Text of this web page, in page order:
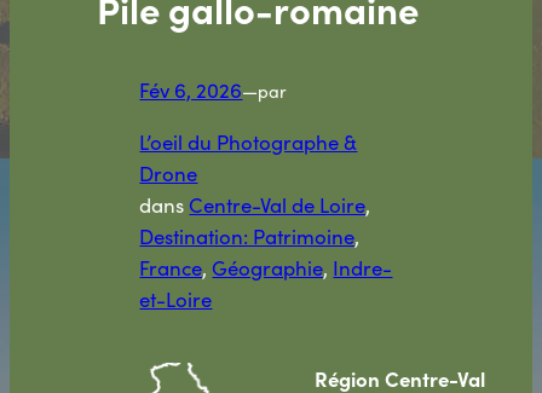
Fév 6, 2026—par
L’oeil du Photographe &
Drone
dans Centre-Val de Loire
Destination: Patrimoine
France, Géographie, Indre-
et-Loire
Région Centre-Val